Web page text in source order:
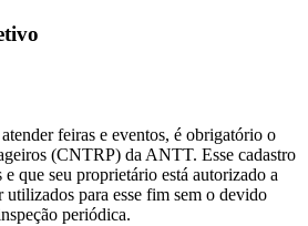
feiras e eventos, é obrigatório o
(CNTRP) da ANTT. Esse cadastro
que seu proprietário está autorizado a
utilizados para esse fim sem o devido
periódica.